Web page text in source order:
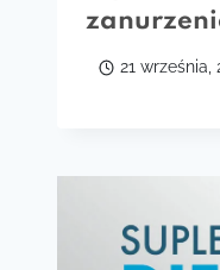
21 września,